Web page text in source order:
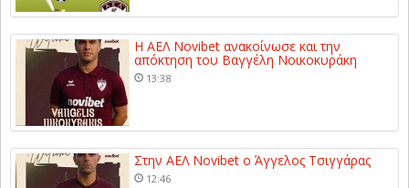
Η ΑΕΛ Novibet ανακοίνωσε και την
απόκτηση του Βαγγέλη Νοικοκυράκη
13:38
Στην ΑΕΛ Novibet ο Άγγελος Τσιγγάρας
12:46